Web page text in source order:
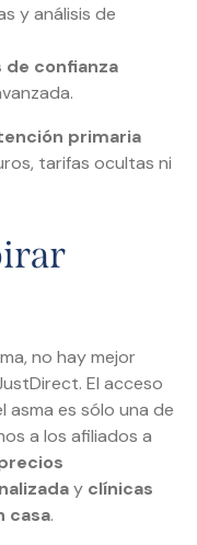
y análisis de
de confianza
primaria
tarifas ocultas ni
no hay mejor
El acceso
asma es sólo una de
a los afiliados a
y clínicas
casa.